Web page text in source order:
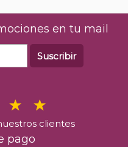
en tu mail
Suscribir
clientes
pago